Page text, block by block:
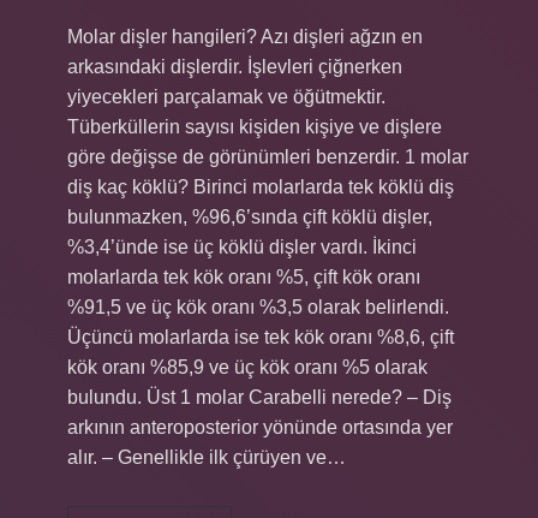
Molar dişler hangileri? Azı dişleri ağzın en
arkasındaki dişlerdir. İşlevleri çiğnerken
yiyecekleri parçalamak ve öğütmektir.
Tüberküllerin sayısı kişiden kişiye ve dişlere
göre değişse de görünümleri benzerdir. 1 molar
diş kaç köklü? Birinci molarlarda tek köklü diş
bulunmazken, %96,6’sında çift köklü dişler,
%3,4’ünde ise üç köklü dişler vardı. İkinci
molarlarda tek kök oranı %5, çift kök oranı
%91,5 ve üç kök oranı %3,5 olarak belirlendi.
Üçüncü molarlarda ise tek kök oranı %8,6, çift
kök oranı %85,9 ve üç kök oranı %5 olarak
bulundu. Üst 1 molar Carabelli nerede? – Diş
arkının anteroposterior yönünde ortasında yer
alır. – Genellikle ilk çürüyen ve…